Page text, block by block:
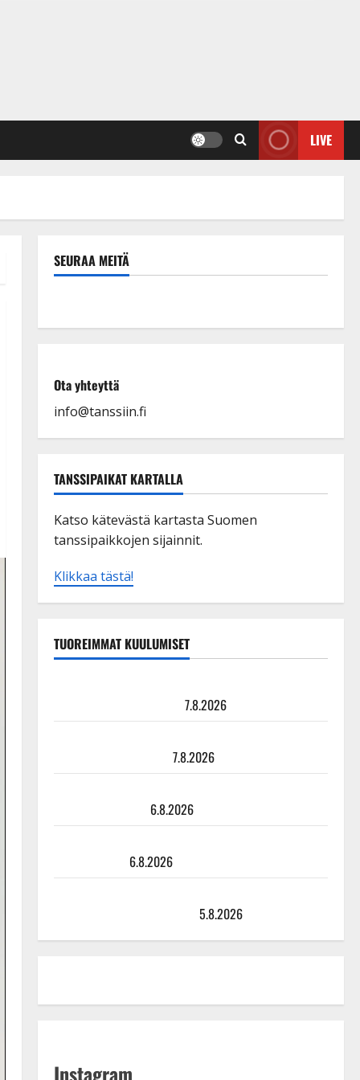
LIVE
SEURAA MEITÄ
Ota yhteyttä
info@tanssiin.fi
TANSSIPAIKAT KARTALLA
Katso kätevästä kartasta Suomen
tanssipaikkojen sijainnit.
Klikkaa tästä!
TUOREIMMAT KUULUMISET
7.8.2026
7.8.2026
6.8.2026
6.8.2026
5.8.2026
Instagram